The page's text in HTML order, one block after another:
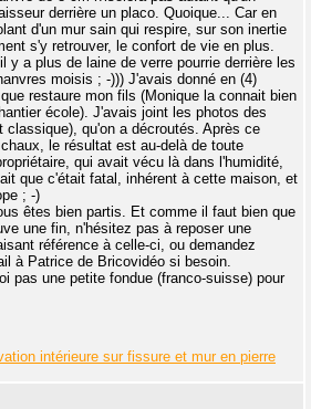
derrière un placo. Quoique... Car en
d'un mur sain qui respire, sur son inertie
s'y retrouver, le confort de vie en plus.
y a plus de laine de verre pourrie derrière les
moisis ; -))) J'avais donné en (4)
restaure mon fils (Monique la connait bien
école). J'avais joint les photos des
classique), qu'on a décroutés. Après ce
le résultat est au-delà de toute
qui avait vécu là dans l'humidité,
que c'était fatal, inhérent à cette maison, et
; -)
êtes bien partis. Et comme il faut bien que
une fin, n'hésitez pas à reposer une
référence à celle-ci, ou demandez
à Patrice de Bricovidéo si besoin.
pas une petite fondue (franco-suisse) pour
intérieure sur fissure et mur en pierre